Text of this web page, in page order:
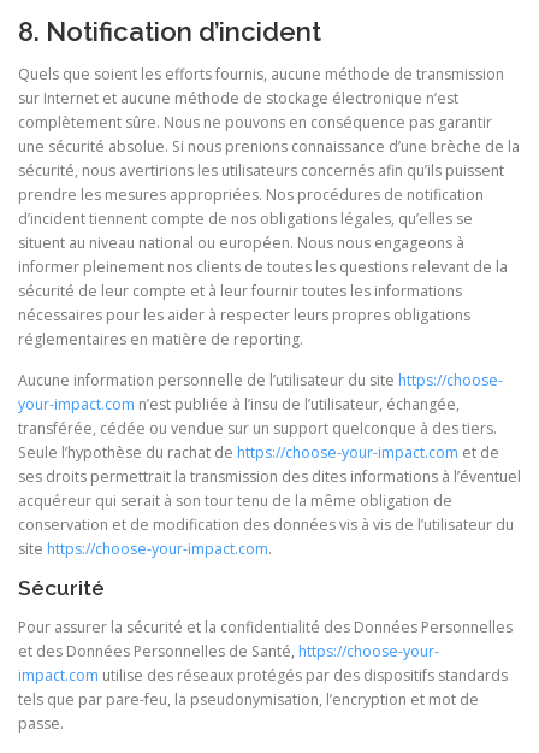
8. Notification d’incident
Quels que soient les efforts fournis, aucune méthode de transmission
sur Internet et aucune méthode de stockage électronique n’est
complètement sûre. Nous ne pouvons en conséquence pas garantir
une sécurité absolue. Si nous prenions connaissance d’une brèche de la
sécurité, nous avertirions les utilisateurs concernés afin qu’ils puissent
prendre les mesures appropriées. Nos procédures de notification
d’incident tiennent compte de nos obligations légales, qu’elles se
situent au niveau national ou européen. Nous nous engageons à
informer pleinement nos clients de toutes les questions relevant de la
sécurité de leur compte et à leur fournir toutes les informations
nécessaires pour les aider à respecter leurs propres obligations
réglementaires en matière de reporting.
Aucune information personnelle de l’utilisateur du site https://choose-
your-impact.com n’est publiée à l’insu de l’utilisateur, échangée,
transférée, cédée ou vendue sur un support quelconque à des tiers.
Seule l’hypothèse du rachat de https://choose-your-impact.com et de
ses droits permettrait la transmission des dites informations à l’éventuel
acquéreur qui serait à son tour tenu de la même obligation de
conservation et de modification des données vis à vis de l’utilisateur du
site https://choose-your-impact.com.
Sécurité
Pour assurer la sécurité et la confidentialité des Données Personnelles
et des Données Personnelles de Santé, https://choose-your-
impact.com utilise des réseaux protégés par des dispositifs standards
tels que par pare-feu, la pseudonymisation, l’encryption et mot de
passe.